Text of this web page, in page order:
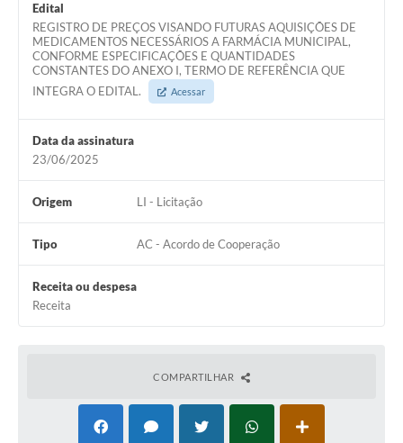
Edital
REGISTRO DE PREÇOS VISANDO FUTURAS AQUISIÇÕES DE
MEDICAMENTOS NECESSÁRIOS A FARMÁCIA MUNICIPAL,
CONFORME ESPECIFICAÇÕES E QUANTIDADES
CONSTANTES DO ANEXO I, TERMO DE REFERÊNCIA QUE
INTEGRA O EDITAL.
Acessar
Data da assinatura
23/06/2025
Origem LI - Licitação
Tipo AC - Acordo de Cooperação
Receita ou despesa
Receita
COMPARTILHAR